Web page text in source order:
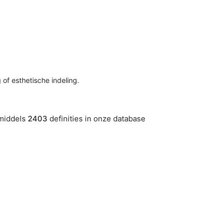
esthetische indeling.
2403 definities in onze database